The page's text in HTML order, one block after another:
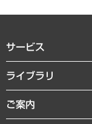
サービス
経営戦略
組織・人事戦略
デジタルイノベーション
ライブラリ
経済調査
レポート
ご案内